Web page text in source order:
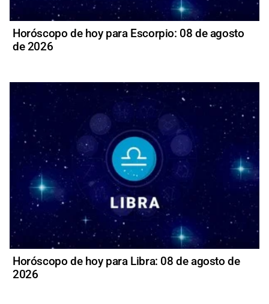
Horóscopo de hoy para Escorpio: 08 de agosto
de 2026
Horóscopo de hoy para Libra: 08 de agosto de
2026